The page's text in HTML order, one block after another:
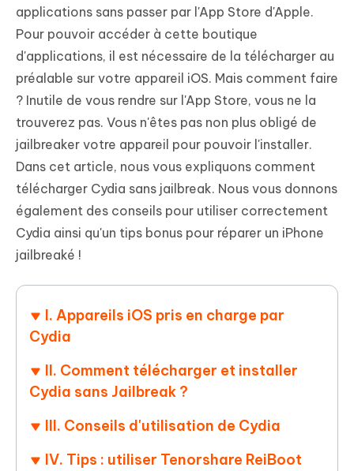
applications sans passer par l'App Store d'Apple.
Pour pouvoir accéder à cette boutique
d'applications, il est nécessaire de la télécharger au
préalable sur votre appareil iOS. Mais comment faire
? Inutile de vous rendre sur l'App Store, vous ne la
trouverez pas. Vous n'êtes pas non plus obligé de
jailbreaker votre appareil pour pouvoir l'installer.
Dans cet article, nous vous expliquons comment
télécharger Cydia sans jailbreak. Nous vous donnons
également des conseils pour utiliser correctement
Cydia ainsi qu'un tips bonus pour réparer un iPhone
jailbreaké !
I. Appareils iOS pris en charge par
Cydia
II. Comment télécharger et installer
Cydia sans Jailbreak ?
III. Conseils d'utilisation de Cydia
IV. Tips : utiliser Tenorshare ReiBoot